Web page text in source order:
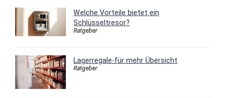
Welche Vorteile bietet ein
Schlüsseltresor?
Ratgeber
Lagerregale-für mehr Übersicht
Ratgeber